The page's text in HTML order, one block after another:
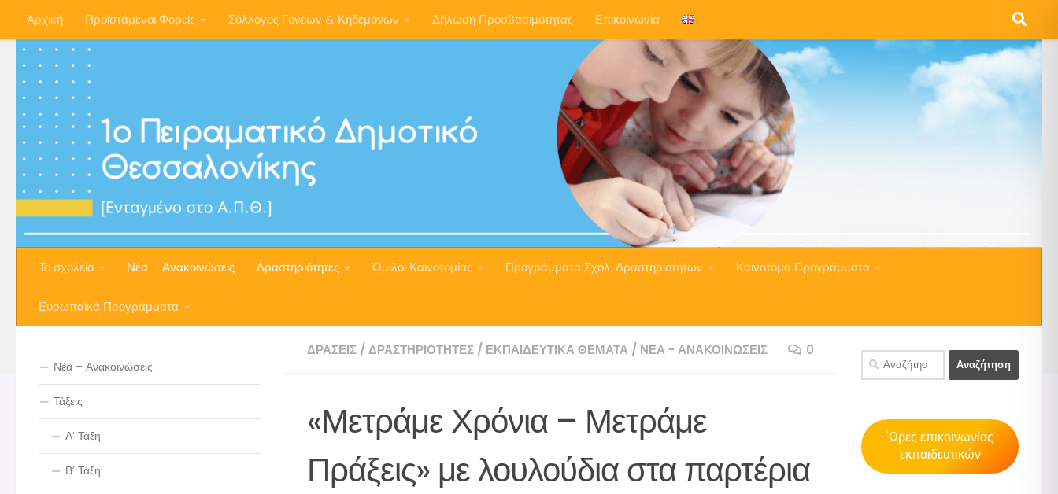
Skip to content
Αρχική Προϊστάμενοι Φορείς Σύλλογος Γονέων & Κηδεμόνων Δήλωση Προσβασιμότητας Επικοινωνία
Το σχολείο Νέα – Ανακοινώσεις Δραστηριότητες Όμιλοι Καινοτομίας Προγράμματα Σχολ. Δραστηριοτήτων Καινοτόμα Προγράμματα
Ευρωπαϊκά Προγράμματα
ΔΡΆΣΕΙΣ /ΔΡΑΣΤΗΡΙΌΤΗΤΕΣ / ΕΚΠΑΙΔΕΥΤΙΚΆ ΘΈΜΑΤΑ / ΝΈΑ - ΑΝΑΚΟΙΝΏΣΕΙΣ 0
«Μετράμε Χρόνια – Μετράμε
Πράξεις» με λουλούδια στα παρτέρια
Νέα – Ανακοινώσεις
Τάξεις
Α’ Τάξη
Β’ Τάξη
Αναζήτηση
για:
'Ωρες επικοινωνίας
εκπαιδευτικών